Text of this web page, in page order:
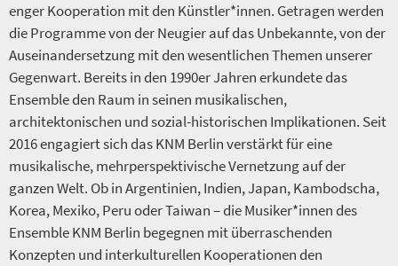
enger Kooperation mit den Künstler*innen. Getragen werden
die Programme von der Neugier auf das Unbekannte, von der
Auseinandersetzung mit den wesentlichen Themen unserer
Gegenwart. Bereits in den 1990er Jahren erkundete das
Ensemble den Raum in seinen musikalischen,
architektonischen und sozial-historischen Implikationen. Seit
2016 engagiert sich das KNM Berlin verstärkt für eine
musikalische, mehrperspektivische Vernetzung auf der
ganzen Welt. Ob in Argentinien, Indien, Japan, Kambodscha,
Korea, Mexiko, Peru oder Taiwan – die Musiker*innen des
Ensemble KNM Berlin begegnen mit überraschenden
Konzepten und interkulturellen Kooperationen den